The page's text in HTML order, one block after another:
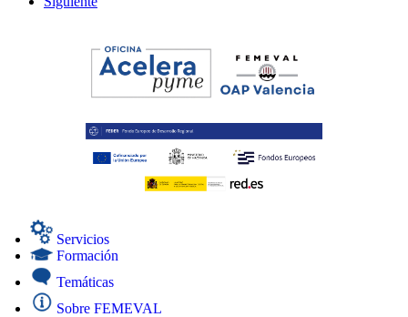
Servicios
Formación
Temáticas
Sobre FEMEVAL